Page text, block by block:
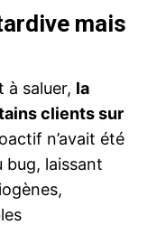
mais
à saluer, la
clients sur
n’avait été
bug, laissant